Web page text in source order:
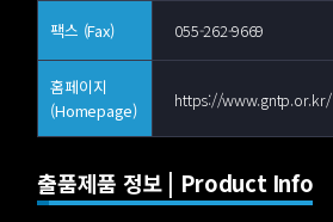
팩스 (Fax) 055-262-9669
홈페이지
(Homepage)
https://www.gntp.or.kr/
출품제품 정보 | Product Info